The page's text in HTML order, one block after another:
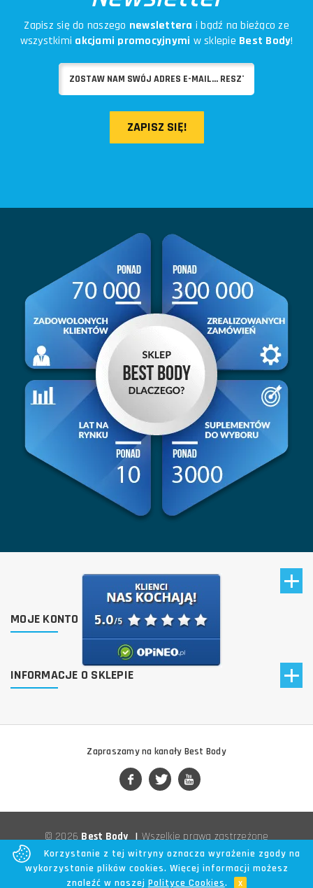
Zapisz się do naszego newslettera i bądź na bieżąco ze
wszystkimi akcjami promocyjnymi w sklepie Best Body!
ZAPISZ SIĘ!
MOJE KONTO
INFORMACJE O SKLEPIE
Zapraszamy na kanały Best Body
© 2026Best Body | Wszelkie prawa zastrzeżone
Korzystanie z tej witryny oznacza wyrażenie zgody na
wykorzystanie plików cookies. Więcej informacji możesz
znaleźć w naszej Polityce Cookies. x